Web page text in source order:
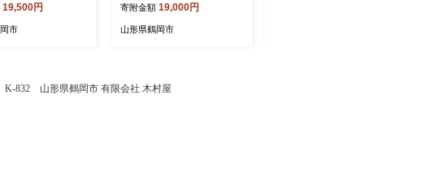
社サンエイファー
や姫 10kg 特別栽
お弁当 おすすめ
19,500円
市
×2袋) 山形県鶴岡産 鶴岡
協同ファーム
寄附金額 19,000円
山形県鶴岡市
832 山形県鶴岡市 有限会社 木村屋